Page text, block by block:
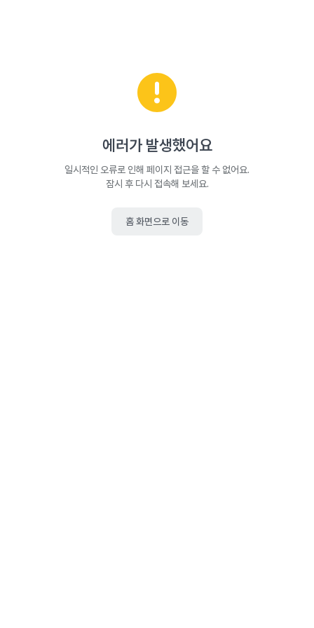
에러가 발생했어요
일시적인 오류로 인해 페이지 접근을 할 수 없어요.
잠시 후 다시 접속해 보세요.
홈 화면으로 이동